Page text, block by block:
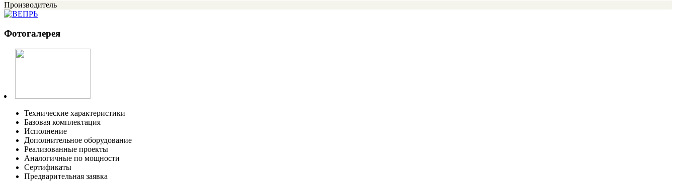
Производитель
Фотогалерея
Технические характеристики
Базовая комплектация
Исполнение
Дополнительное оборудование
Реализованные проекты
Аналогичные по мощности
Сертификаты
Предварительная заявка